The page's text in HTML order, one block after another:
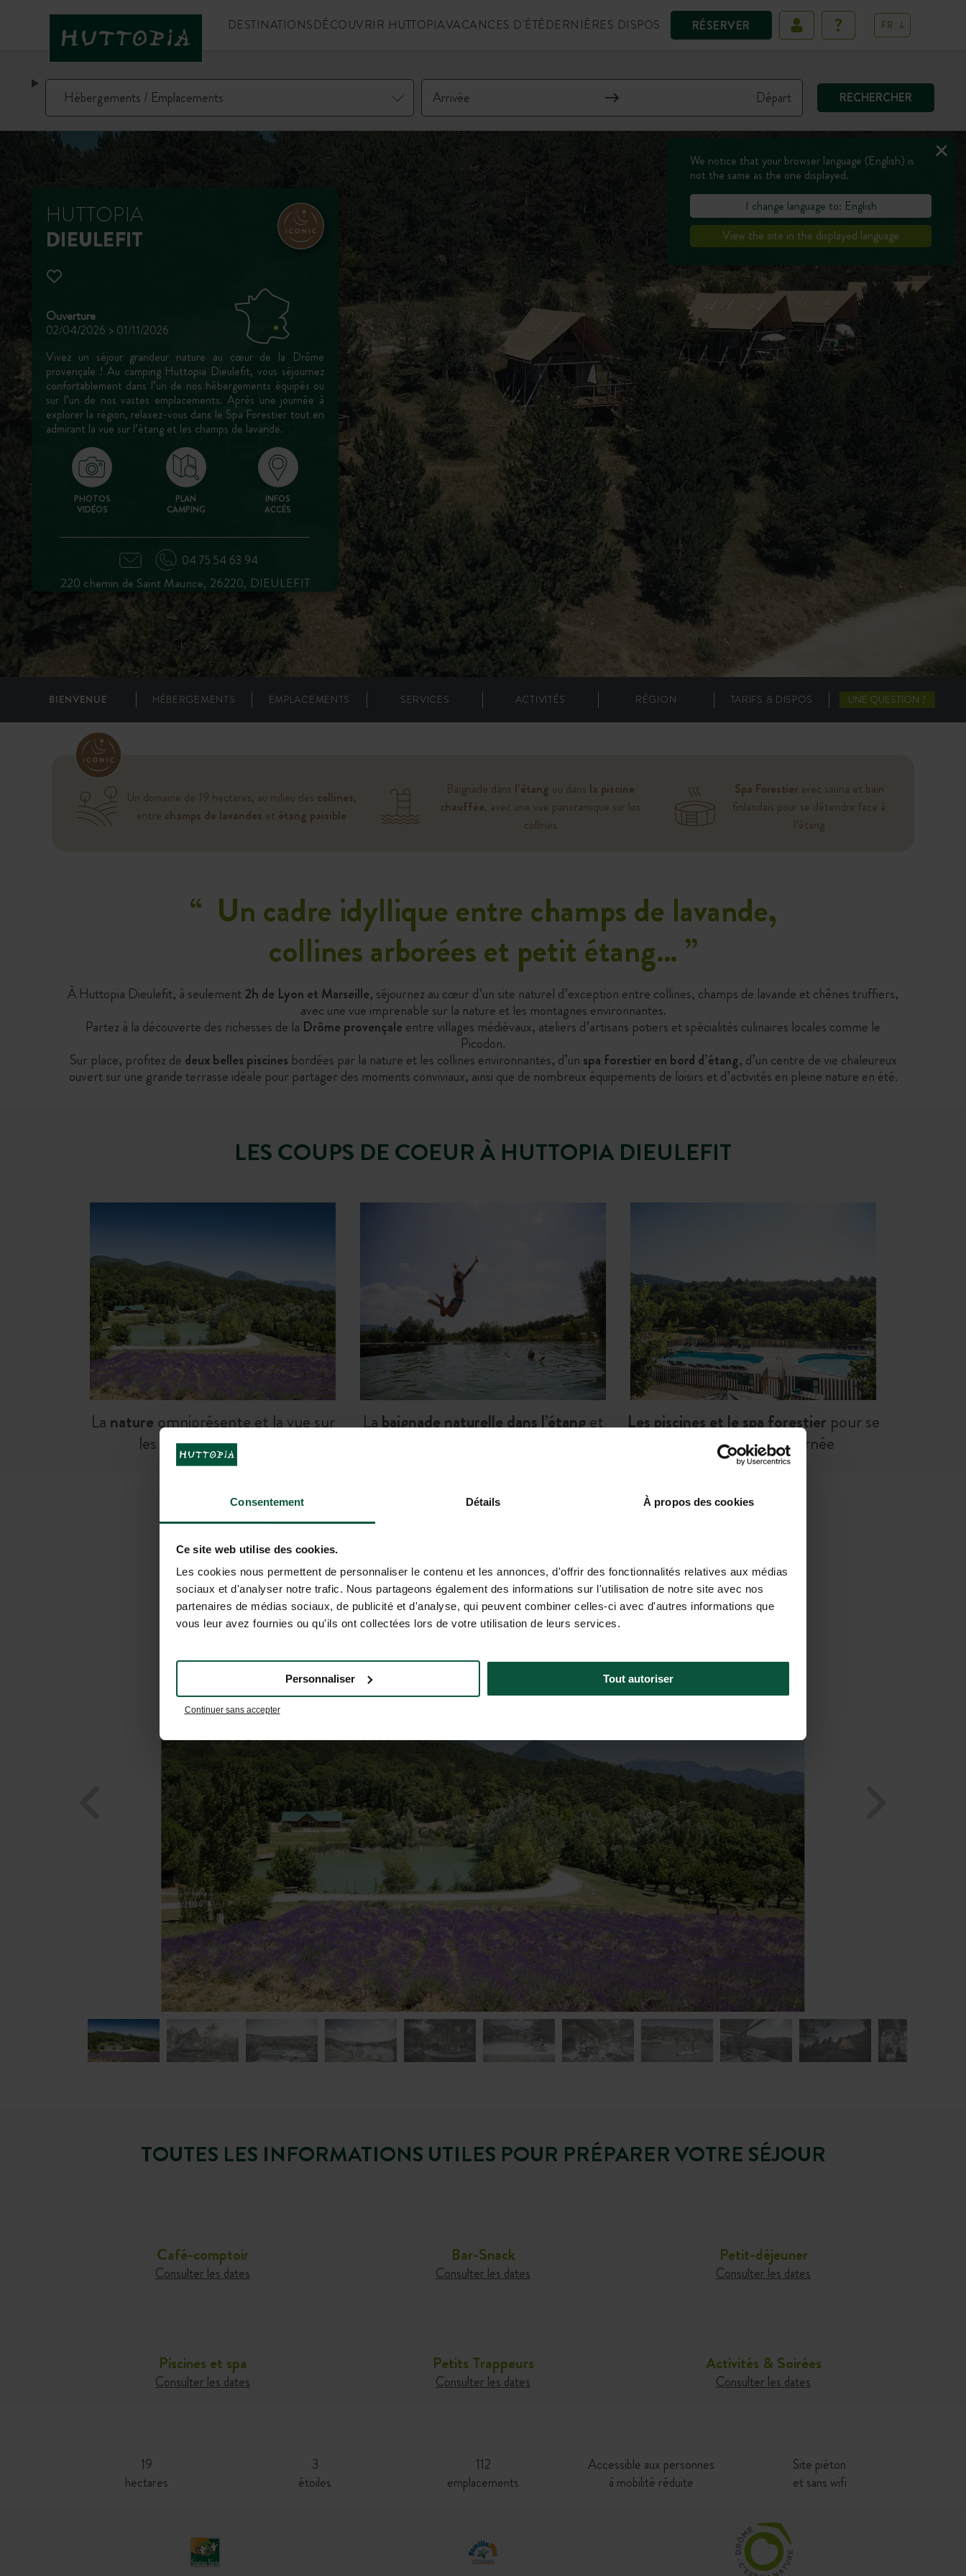
Consentement Détails À propos des cookies
Ce site web utilise des cookies.
Les cookies nous permettent de personnaliser le contenu et les annonces, d'offrir des fonctionnalités relatives aux médias
sociaux et d'analyser notre trafic. Nous partageons également des informations sur l'utilisation de notre site avec nos
partenaires de médias sociaux, de publicité et d'analyse, qui peuvent combiner celles-ci avec d'autres informations que
vous leur avez fournies ou qu'ils ont collectées lors de votre utilisation de leurs services.
Continuer sans accepter
Personnaliser Tout autoriser
RÉSERVER
DESTINATIONSDÉCOUVRIR HUTTOPIAVACANCES D'ÉTÉDERNIÈRES DISPOS FR
RECHERCHER
HUTTOPIA
DIEULEFIT
Ouverture
02/04/2026 > 01/11/2026
Vivez un séjour grandeur nature au cœur de la Drôme
provençale ! Au camping Huttopia Dieulefit, vous séjournez
confortablement dans l’un de nos hébergements équipés ou
sur l’un de nos vastes emplacements. Après une journée à
explorer la région, relaxez-vous dans le Spa Forestier tout en
admirant la vue sur l’étang et les champs de lavande.
PHOTOS
VIDÉOS
PLAN
CAMPING
INFOS
ACCÈS
04 75 54 63 94
220 chemin de Saint Maurice, 26220, DIEULEFIT
BIENVENUE HÉBERGEMENTS EMPLACEMENTS SERVICES ACTIVITÉS RÉGION TARIFS & DISPOS UNE QUESTION ?
Un domaine de 19 hectares, au milieu des collines,
entre champs de lavandes et étang paisible
Baignade dans l’étang ou dans la piscine
chauffée, avec une vue panoramique sur les
collines
Spa Forestieravec sauna et bain
finlandais pour se détendre face à
l’étang
“ Un cadre idyllique entre champs de lavande,
collines arborées et petit étang… ”
À Huttopia Dieulefit, à seulement2h de Lyon et Marseille, séjournez au cœur d’un site naturel d’exception entre collines, champs de lavande et chênes truffiers,
avec une vue imprenable sur la nature et les montagnes environnantes.
Partez à la découverte des richesses de la Drôme provençale entre villages médiévaux, ateliers d’artisans potiers et spécialités culinaires locales comme le
Picodon.
Sur place, profitez de deux belles piscines bordées par la nature et les collines environnantes, d’un spa forestier en bord d’étang, d’un centre de vie chaleureux
ouvert sur une grande terrasse idéale pour partager des moments conviviaux, ainsi que de nombreux équipements de loisirs et d’activités en pleine nature en été.
LES COUPS DE COEUR À HUTTOPIA DIEULEFIT
La nature omniprésente et la vue sur
les champs de lavande
Labaignade naturelle dans l’étanget
Les piscines etlespa forestier pour se
relaxer en fin de journée
VOTRE SÉJOUR À HUTTOPIA DIEULEFIT EN IMAGES
TOUTES LES INFORMATIONS UTILES POUR PRÉPARER VOTRE SÉJOUR
Café-comptoir
Consulter les dates
Bar-Snack
Consulter les dates
Petit-déjeuner
Consulter les dates
Piscines et spa
Consulter les dates
Petits Trappeurs
Consulter les dates
Activités & Soirées
Consulter les dates
19
hectares
3
étoiles
112
emplacements
Accessible aux personnes
à mobilité réduite
Site piéton
et sans wifi
We notice that your browser language (English) is
not the same as the one displayed.
I change language to: English
View the site in the displayed language